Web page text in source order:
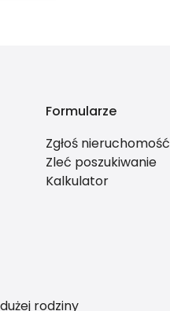
Formularze
Zgłoś nieruchomość
Zleć poszukiwanie
Kalkulator
rodziny